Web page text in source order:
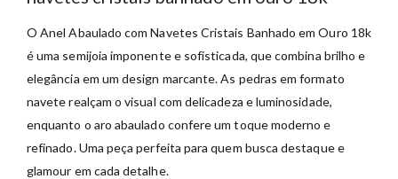
O Anel Abaulado com Navetes Cristais Banhado em Ouro 18k
é uma semijoia imponente e sofisticada, que combina brilho e
elegância em um design marcante. As pedras em formato
navete realçam o visual com delicadeza e luminosidade,
enquanto o aro abaulado confere um toque moderno e
refinado. Uma peça perfeita para quem busca destaque e
glamour em cada detalhe.